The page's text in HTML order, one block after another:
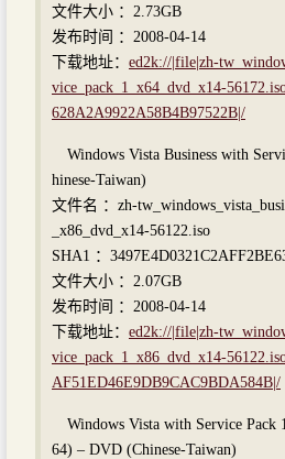
文件大小 ：2.73GB
发布时间 ：2008-04-14
下载地址： ed2k://|file|zh-
vice_pack_1_x64_dvd_x14-
628A2A9922A58B4B97522B|/
Windows Vista Business with
hinese-Taiwan)
文件名 ：zh-
_x86_dvd_x14-56122.iso
SHA1 ：
文件大小 ：2.07GB
发布时间 ：2008-04-14
下载地址： ed2k://|file|zh-
vice_pack_1_x86_dvd_x14-
AF51ED46E9DB9CAC9BDA584B|/
Windows Vista with Service Pack
64) – DVD (Chinese-Taiwan)